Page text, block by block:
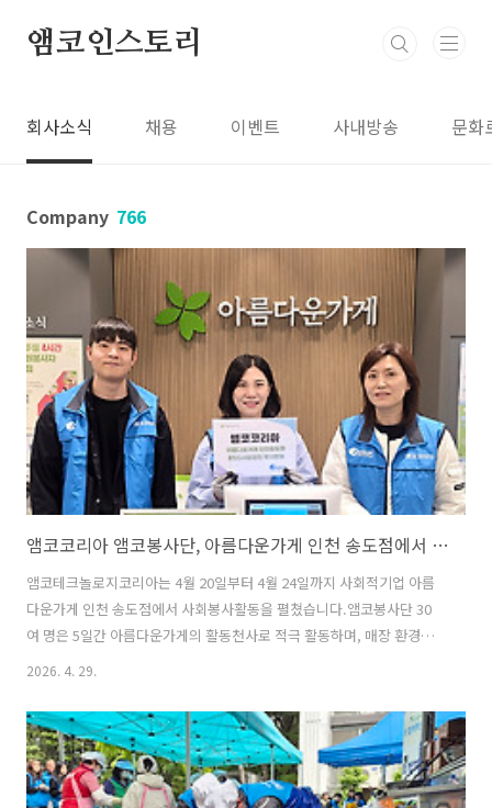
앰코인스토리
회사소식 채용 이벤트 사내방송 문화
Company 766
앰코코리아 앰코봉사단, 아름다운가게 인천 송도점에서 사회봉사활동 진행
앰코테크놀로지코리아는 4월 20일부터 4월 24일까지 사회적기업 아름
다운가게 인천 송도점에서 사회봉사활동을 펼쳤습니다.앰코봉사단 30
여 명은 5일간 아름다운가게의 활동천사로 적극 활동하며, 매장 환경개
선을 위한 청소와 정리정돈을 시작으로 기부물품 수거, 분류와 진열, 방
코리아 리더봉사회는 “이번 활동을 통해 사용하지 않는 물품이 새로운
가치를 얻고, 필요한 이웃에게 전달되는 과정을 직접 경험할 수 있었
다.”며 “앞으로도 생활 속에서 자원 재활용과 나눔 문화 확산에 적극 동
참하겠다.”고 소감을 전했습니다.앰코코리아는 앞으로도 임직원이 참여
2026. 4. 29.